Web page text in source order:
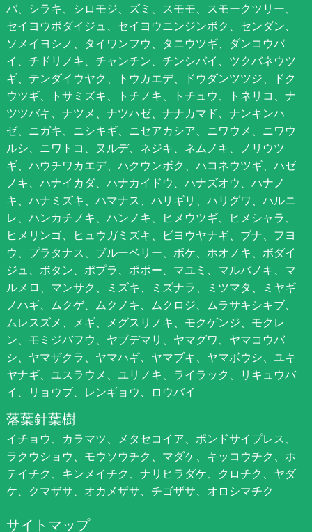
バ、シラキ、シロモジ、ズミ、スモモ、スモークツリー、
セイヨウボダイジュ、セイヨウニンジンボク、センダン、
ソメイヨシノ、タイワンフウ、タニウツギ、ダンコウバ
イ、チドリノキ、チャンチン、チンシバイ、ツクバネウツ
ギ、テンダイウヤク、トウカエデ、ドウダンツツジ、ドク
ウツギ、トサミズキ、トチノキ、トチュウ、トネリコ、ナ
ツツバキ、ナツメ、ナツハゼ、ナナカマド、ナンキンハ
ゼ、ニガキ、ニシキギ、ニセアカシア、ニワウメ、ニワウ
ルシ、ニワトコ、ヌルデ、ネジキ、ネムノキ、ノリウツ
ギ、ハウチワカエデ、ハクウンボク、ハコネウツギ、ハゼ
ノキ、ハナイカダ、ハナカイドウ、ハナズオウ、ハナノ
キ、ハナミズキ、ハマナス、ハリギリ、ハリグワ、ハルニ
レ、ハンカチノキ、ハンノキ、ヒメウツギ、ヒメシャラ、
ヒメリンゴ、ヒュウガミズキ、ビヨウヤナギ、ブナ、フヨ
ウ、プラタナス、ブルーベリー、ボケ、ホオノキ、ボダイ
ジュ、ボタン、ポプラ、ポポー、マユミ、マルバノキ、マ
ルメロ、マンサク、ミズキ、ミズナラ、ミツマタ、ミヤギ
ノハギ、ムクゲ、ムクノキ、ムクロジ、ムラサキシキブ、
ムレスズメ、メギ、メグスリノキ、モクゲンジ、モクレ
ン、モミジバフウ、ヤブデマリ、ヤマグワ、ヤマコウバ
シ、ヤマザクラ、ヤマハギ、ヤマブキ、ヤマボウシ、ユキ
ヤナギ、ユスラウメ、ユリノキ、ライラック、リキュウバ
イ、リョウブ、レンギョウ、ロウバイ
落葉針葉樹
イチョウ、カラマツ、メタセコイア、ポンドサイプレス、
ラクウショウ、モウソウチク、マダケ、キッコウチク、ホ
テイチク、キンメイチク、ナリヒラダケ、クロチク、ヤダ
ケ、クマザサ、オカメザサ、チゴザサ、オロシマチク
サイトマップ